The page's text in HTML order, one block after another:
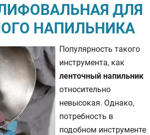
ДЛЯ
НАПИЛЬНИКА
Популярность такого
инструмента, как
ленточный напильник
относительно
невысокая. Однако,
потребность в
подобном инструменте